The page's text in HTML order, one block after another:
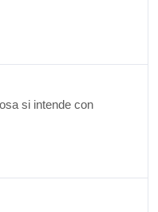
si intende con